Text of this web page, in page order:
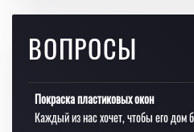
ВОПРОСЫ
Покраска пластиковых окон
Каждый из нас хочет, чтобы его дом